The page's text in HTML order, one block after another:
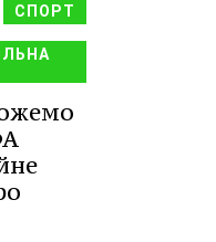
СПОРТ